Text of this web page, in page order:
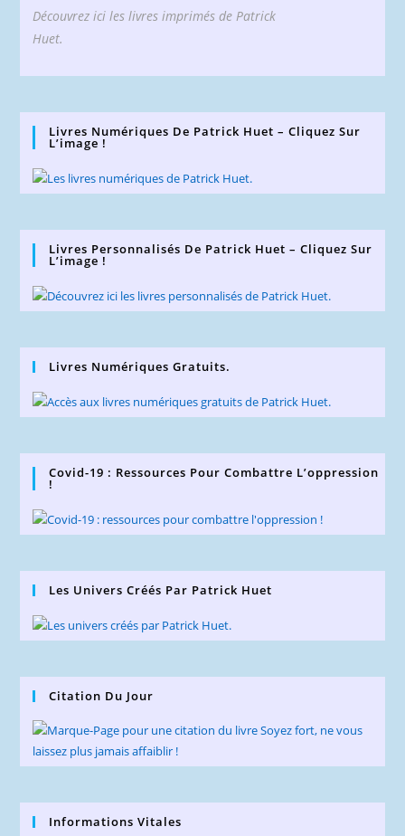
Découvrez ici les livres imprimés de Patrick
Huet.
Livres Numériques De Patrick Huet – Cliquez Sur
L’image !
Livres Personnalisés De Patrick Huet – Cliquez Sur
L’image !
Livres Numériques Gratuits.
Covid-19 : Ressources Pour Combattre L’oppression
!
Les Univers Créés Par Patrick Huet
Citation Du Jour
Informations Vitales